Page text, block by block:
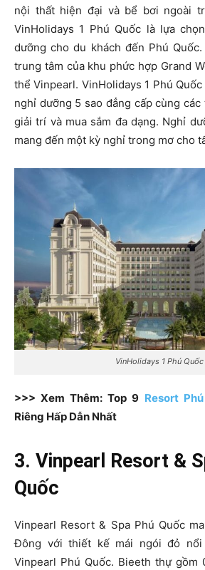
nội thất hiện đại và bể bơi ngoài
VinHolidays 1 Phú Quốc là lựa
dưỡng cho du khách đến Phú
trung tâm của khu phức hợp Grand
thể Vinpearl. VinHolidays 1 Phú
nghỉ dưỡng 5 sao đẳng cấp cùng
giải trí và mua sắm đa dạng. Nghỉ
mang đến một kỳ nghỉ trong mơ cho
VinHolidays 1 Phú Quốc
>>> Xem Thêm: Top 9 Resort
Riêng Hấp Dẫn Nhất
3. Vinpearl Resort &
Quốc
Vinpearl Resort & Spa Phú Quốc
Đông với thiết kế mái ngói đỏ
Vinpearl Phú Quốc. Bieeth thự gồm